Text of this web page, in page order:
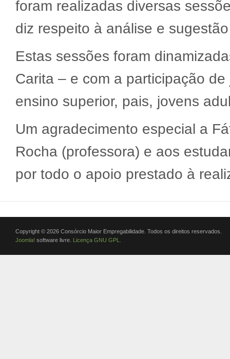
foram realizadas diversas
diz respeito à análise e
Estas sessões foram
Carita – e com a participação
ensino superior, pais, jovens
Um agradecimento especial a
Rocha (professora) e aos
por todo o apoio prestado à
Copyright © 2026 Consórcio Maior Empregabilidade. Todos os direitos reservados.
Joomla! software livre. Licença GNU GPL.